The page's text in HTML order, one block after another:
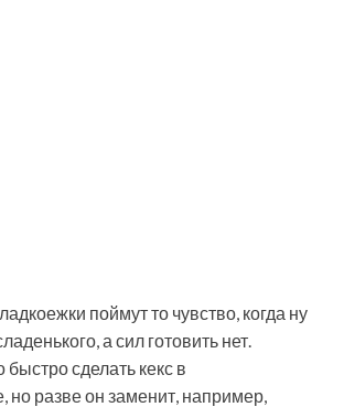
поймут то чувство, когда ну
а сил готовить нет.
сделать кекс в
но разве он заменит, например,